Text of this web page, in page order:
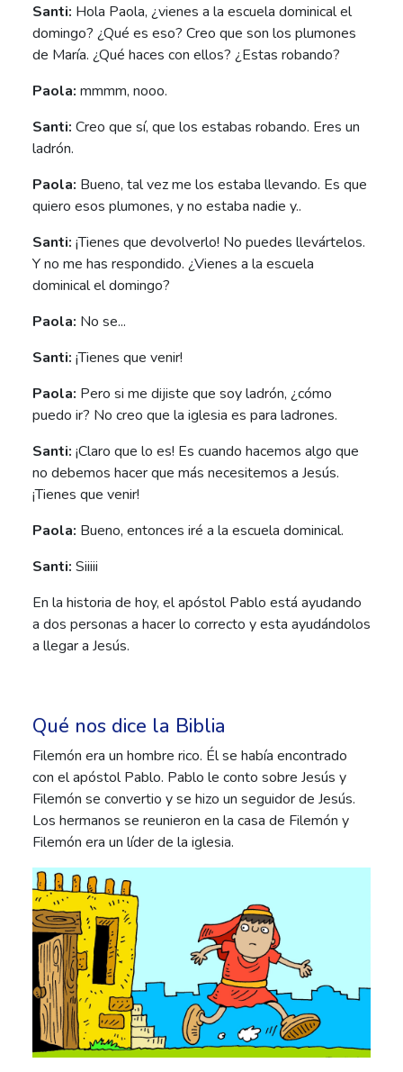
Santi: Hola Paola, ¿vienes a la escuela dominical el
domingo? ¿Qué es eso? Creo que son los plumones
de María. ¿Qué haces con ellos? ¿Estas robando?
Paola: mmmm, nooo.
Santi: Creo que sí, que los estabas robando. Eres un
ladrón.
Paola: Bueno, tal vez me los estaba llevando. Es que
quiero esos plumones, y no estaba nadie y..
Santi: ¡Tienes que devolverlo! No puedes llevártelos.
Y no me has respondido. ¿Vienes a la escuela
dominical el domingo?
Paola: No se...
Santi: ¡Tienes que venir!
Paola: Pero si me dijiste que soy ladrón, ¿cómo
puedo ir? No creo que la iglesia es para ladrones.
Santi: ¡Claro que lo es! Es cuando hacemos algo que
no debemos hacer que más necesitemos a Jesús.
¡Tienes que venir!
Paola: Bueno, entonces iré a la escuela dominical.
Santi: Siiiii
En la historia de hoy, el apóstol Pablo está ayudando
a dos personas a hacer lo correcto y esta ayudándolos
a llegar a Jesús.
Qué nos dice la Biblia
Filemón era un hombre rico. Él se había encontrado
con el apóstol Pablo. Pablo le conto sobre Jesús y
Filemón se convertio y se hizo un seguidor de Jesús.
Los hermanos se reunieron en la casa de Filemón y
Filemón era un líder de la iglesia.